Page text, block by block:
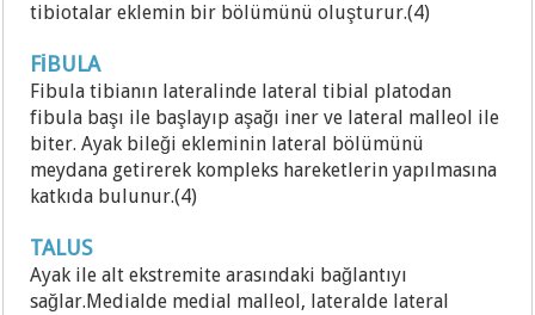
tibiotalar eklemin bir bölümünü oluşturur.(4)
FİBULA
Fibula tibianın lateralinde lateral tibial platodan
fibula başı ile başlayıp aşağı iner ve lateral malleol ile
biter. Ayak bileği ekleminin lateral bölümünü
meydana getirerek kompleks hareketlerin yapılmasına
katkıda bulunur.(4)
TALUS
Ayak ile alt ekstremite arasındaki bağlantıyı
sağlar.Medialde medial malleol, lateralde lateral